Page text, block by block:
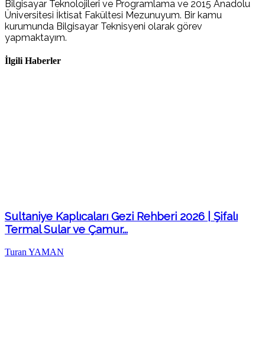
Bilgisayar Teknolojileri ve Programlama ve 2015 Anadolu
Üniversitesi İktisat Fakültesi Mezunuyum. Bir kamu
kurumunda Bilgisayar Teknisyeni olarak görev
yapmaktayım.
İlgili Haberler
Sultaniye Kaplıcaları Gezi Rehberi 2026 | Şifalı
Termal Sular ve Çamur...
Turan YAMAN